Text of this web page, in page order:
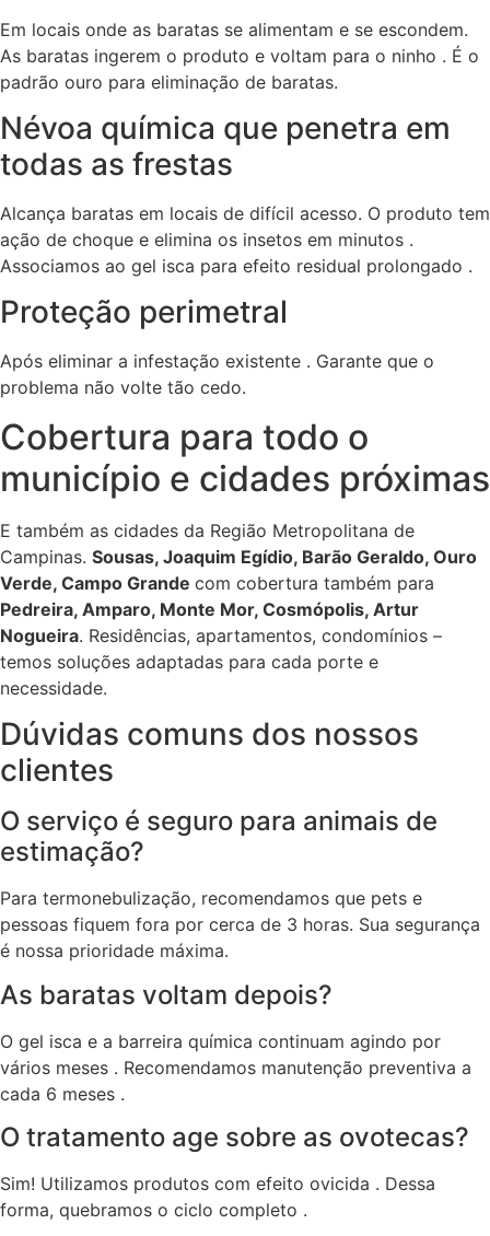
Em locais onde as baratas se alimentam e se escondem.
As baratas ingerem o produto e voltam para o ninho . É o
padrão ouro para eliminação de baratas.
Névoa química que penetra em
todas as frestas
Alcança baratas em locais de difícil acesso. O produto tem
ação de choque e elimina os insetos em minutos .
Associamos ao gel isca para efeito residual prolongado .
Proteção perimetral
Após eliminar a infestação existente . Garante que o
problema não volte tão cedo.
Cobertura para todo o
município e cidades próximas
E também as cidades da Região Metropolitana de
Campinas. Sousas, Joaquim Egídio, Barão Geraldo, Ouro
Verde, Campo Grande com cobertura também para
Pedreira, Amparo, Monte Mor, Cosmópolis, Artur
Nogueira. Residências, apartamentos, condomínios –
temos soluções adaptadas para cada porte e
necessidade.
Dúvidas comuns dos nossos
clientes
O serviço é seguro para animais de
estimação?
Para termonebulização, recomendamos que pets e
pessoas fiquem fora por cerca de 3 horas. Sua segurança
é nossa prioridade máxima.
As baratas voltam depois?
O gel isca e a barreira química continuam agindo por
vários meses . Recomendamos manutenção preventiva a
cada 6 meses .
O tratamento age sobre as ovotecas?
Sim! Utilizamos produtos com efeito ovicida . Dessa
forma, quebramos o ciclo completo .